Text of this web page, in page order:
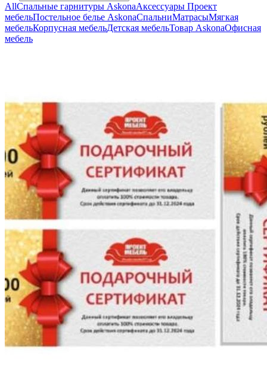
AllСпальные гарнитуры AskonaАксессуары Проект
мебельПостельное белье AskonaСпальниМатрасыМягкая
мебельКорпусная мебельДетская мебельТовар AskonaОфисная
мебель